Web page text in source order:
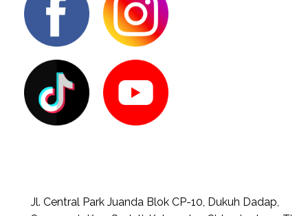
Jl. Central Park Juanda Blok CP-10, Dukuh Dadap,